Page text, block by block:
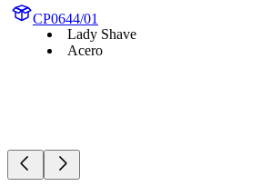
CP0644/01
Lady Shave
Acero